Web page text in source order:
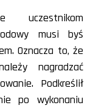
uczestnikom
musi byś
Oznacza to, że
nagradzać
Podkreślił
po wykonaniu